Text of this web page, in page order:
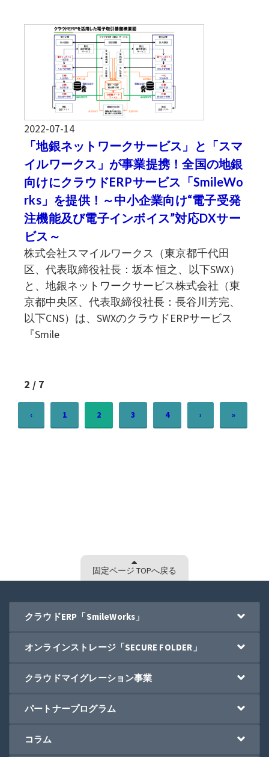
2022-07-14
「地銀ネットワークサービス」と「スマ
イルワークス」が事業提携！全国の地銀
向けにクラウドERPサービス「SmileWo
rks」を提供！～中小企業向け“電子受発
注機能及び電子インボイス”対応DXサー
ビス～
株式会社スマイルワークス（東京都千代田
区、代表取締役社長：坂本 恒之、以下SWX）
と、地銀ネットワークサービス株式会社（東
京都中央区、代表取締役社長：長谷川芳完、
以下CNS）は、SWXのクラウドERPサービス
『Smile
2 / 7
‹ 1 2 3 4 › »
固定ページ TOPへ戻る
クラウドERP「SmileWorks」
オンラインストレージ「SECURE FOLDER」
クラウドマイグレーション事業
パートナープログラム
コラム